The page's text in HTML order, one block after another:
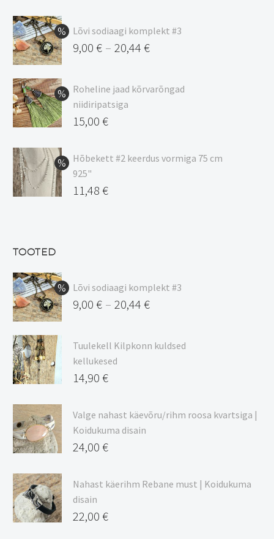
Lõvi sodiaagi komplekt #3
9,00 € – 20,44 €
9,00 €
kuni
20,44 €
Roheline jaad kõrvarõngad
niidiripatsiga
Algne
oli:
17,00 €.
15,00 €
hind
on:
15,00 €.
Hõbekett #2 keerdus vormiga 75 cm
925"
Algne
11,48 €
TOOTED
Lõvi sodiaagi komplekt #3
9,00 € – 20,44 €
9,00 €
kuni
20,44 €
Tuulekell Kilpkonn kuldsed
kellukesed
14,90 €
Valge nahast käevõru/rihm roosa kvartsiga |
Koidukuma disain
24,00 €
Nahast käerihm Rebane must | Koidukuma
disain
22,00 €